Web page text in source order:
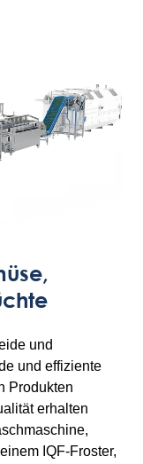
und
und effiziente
Produkten
erhalten
IQF-Froster,